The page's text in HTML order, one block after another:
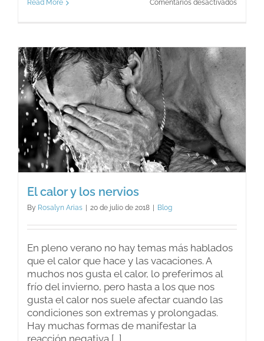
Read More Comentarios desactivadosen
El calor y los nervios
By Rosalyn Arias 20 de julio de 2018 Blog
En pleno verano no hay temas más hablados
que el calor que hace y las vacaciones. A
muchos nos gusta el calor, lo preferimos al
frío del invierno, pero hasta a los que nos
gusta el calor nos suele afectar cuando las
condiciones son extremas y prolongadas.
Hay muchas formas de manifestar la